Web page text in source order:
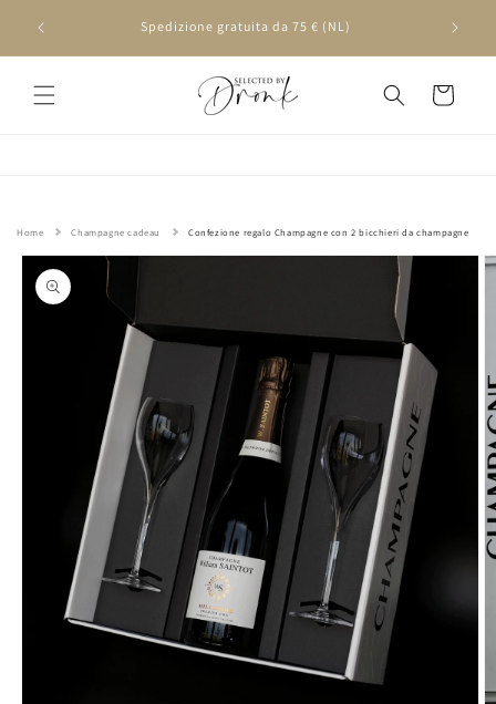
direttamente
Carrello
Home Champagne cadeau Confezione regalo Champagne con 2 bicchieri da champagne
Passa alle
informazioni
sul prodotto